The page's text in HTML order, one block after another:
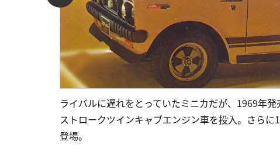
ライバルに遅れをとっていたミニカだが、1969年
ストロークツインキャブエンジン車を投入。さら
登場。